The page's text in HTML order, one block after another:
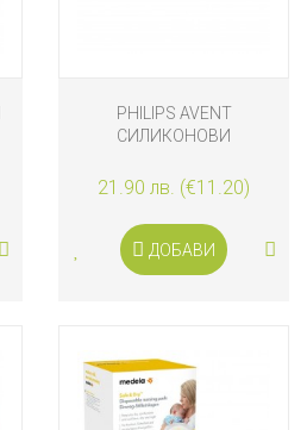
PHILIPS AVENT
СИЛИКОНОВИ
РАЗМЕР M
21.90 лв. (€11.20)
ДОБАВИ